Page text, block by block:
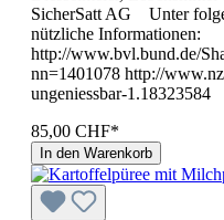
SicherSatt AG Unter
nützliche Informationen:
http://www.bvl.bund.de/
nn=1401078 http://
ungeniessbar-1.18323584
85,00 CHF*
In den Warenkorb